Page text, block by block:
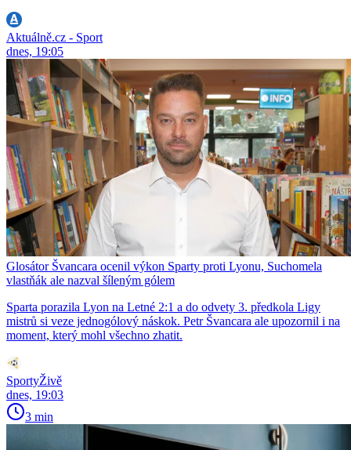
Aktuálně.cz - Sport
dnes, 19:05
Glosátor Švancara ocenil výkon Sparty proti Lyonu, Suchomela
vlastňák ale nazval šíleným gólem
Sparta porazila Lyon na Letné 2:1 a do odvety 3. předkola Ligy
mistrů si veze jednogólový náskok. Petr Švancara ale upozornil i na
moment, který mohl všechno zhatit.
SportyŽivě
dnes, 19:03
3 min